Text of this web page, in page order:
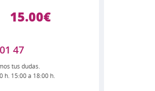
15.00€
47
tus dudas.
h. 15:00 a 18:00 h.